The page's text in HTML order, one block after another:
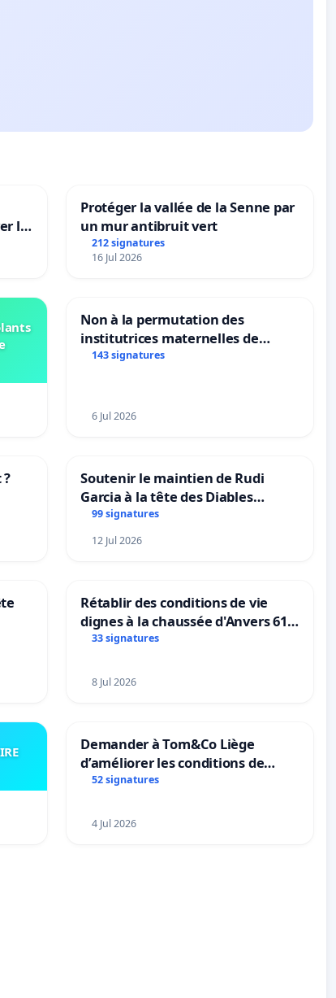
le
Protéger la vallée de la Senne par
un mur antibruit vert
212 signatures
16 Jul 2026
Non à la permutation des
institutrices maternelles de
Bléharies et Laplaigne !
143 signatures
6 Jul 2026
Soutenir le maintien de Rudi
Garcia à la tête des Diables
Rouges |Teken voor het behoud
van Rudi Garcia als bondscoach
99 signatures
12 Jul 2026
Rétablir des conditions de vie
dignes à la chaussée d'Anvers 61
et 63
33 signatures
8 Jul 2026
Demander à Tom&Co Liège
d’améliorer les conditions de
présentation des animaux et de
en magasin
52 signatures
4 Jul 2026